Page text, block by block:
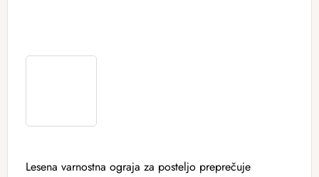
Lesena varnostna ograja za posteljo preprečuje